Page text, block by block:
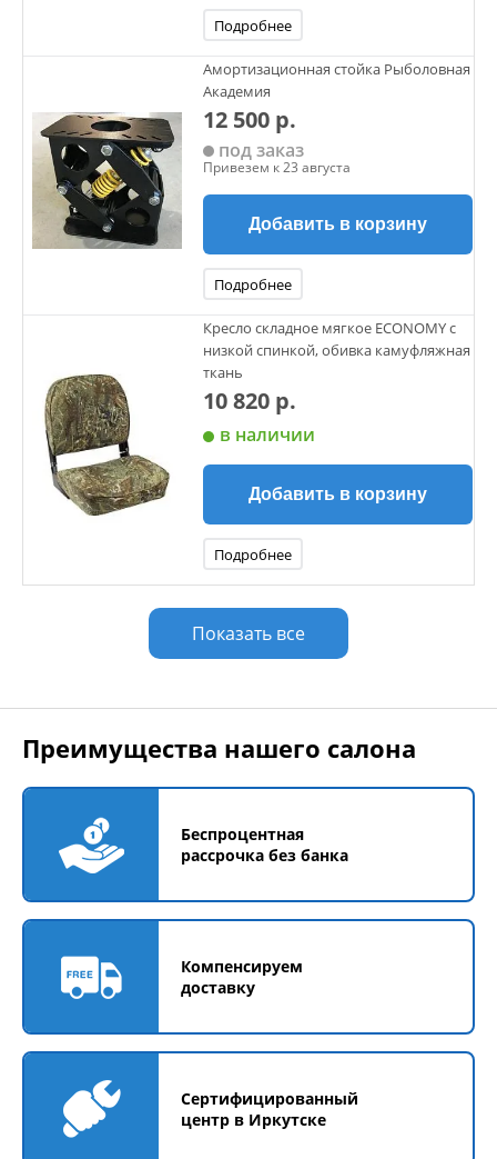
Подробнее
Амортизационная стойка Рыболовная
Академия
12 500 р.
под заказ
Привезем к 23 августа
Добавить в корзину
Подробнее
Кресло складное мягкое ECONOMY с
низкой спинкой, обивка камуфляжная
ткань
10 820 р.
в наличии
Добавить в корзину
Подробнее
Показать все
Преимущества нашего салона
Беспроцентная
рассрочка без банка
Компенсируем
доставку
Сертифицированный
центр в Иркутске